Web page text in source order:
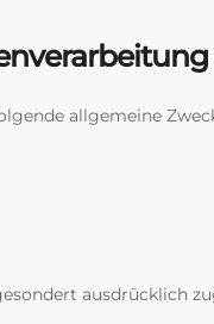
allgemeine
ausdrücklich